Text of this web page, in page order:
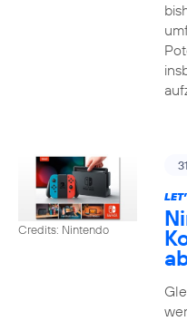
Credits: Nintendo